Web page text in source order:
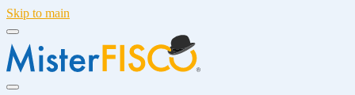
Skip to main